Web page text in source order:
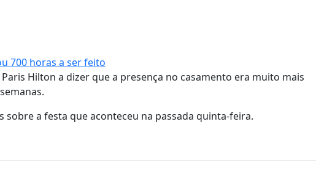
700 horas a ser feito
Hilton a dizer que a presença no casamento era muito mais
a festa que aconteceu na passada quinta-feira.